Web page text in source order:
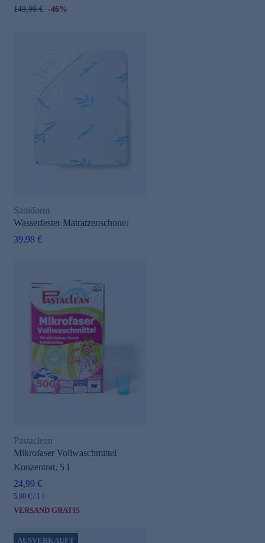
149,99 € -46%
Sanidorm
Wasserfester Matratzenschoner
39,98 €
Pastaclean
Mikrofaser Vollwaschmittel
Konzentrat, 5 l
24,99 €
5,00 € / 1 l
VERSAND GRATIS
AUSVERKAUFT